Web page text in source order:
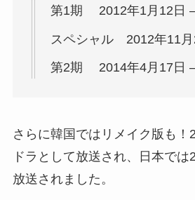
第1期 2012年1月12日 –
スペシャル 2012年11月
第2期 2014年4月17日 –
さらに韓国ではリメイク版も！
ドラとして放送され、日本で
放送されました。